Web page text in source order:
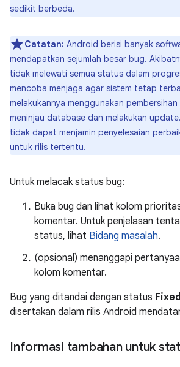
sedikit berbeda.
Catatan: Android berisi banyak
mendapatkan sejumlah besar bug.
tidak melewati semua status dalam
mencoba menjaga agar sistem tetap
melakukannya menggunakan
meninjau database dan melakukan
tidak dapat menjamin penyelesaian
untuk rilis tertentu.
Untuk melacak status bug:
Buka bug dan lihat kolom
komentar. Untuk penjelasan
status, lihat Bidang masalah.
(opsional) menanggapi
kolom komentar.
Bug yang ditandai dengan status
disertakan dalam rilis Android
Informasi tambahan untuk